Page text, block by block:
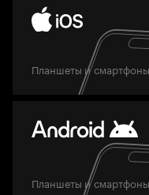
Планшеты и смартфоны
Планшеты и смартфоны